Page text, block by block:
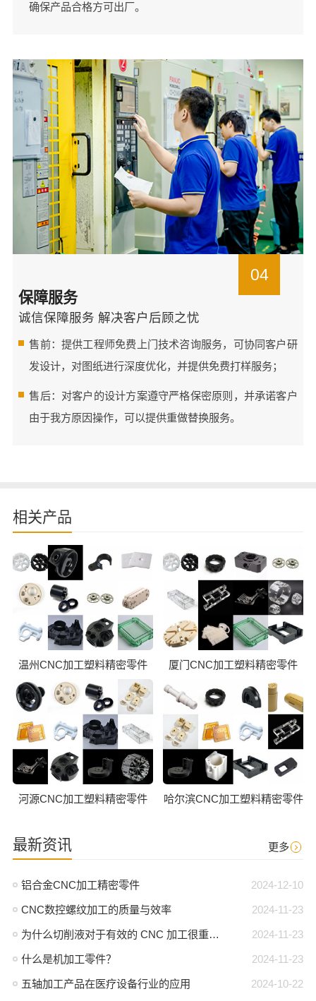
确保产品合格方可出厂。
04
保障服务
诚信保障服务 解决客户后顾之忧
售前：提供工程师免费上门技术咨询服务，可协同客户研
发设计，对图纸进行深度优化，并提供免费打样服务；
售后：对客户的设计方案遵守严格保密原则，并承诺客户
由于我方原因操作，可以提供重做替换服务。
相关产品
温州CNC加工塑料精密零件 厦门CNC加工塑料精密零件
河源CNC加工塑料精密零件 哈尔滨CNC加工塑料精密零件
最新资讯 更多
2024-12-10
铝合金CNC加工精密零件
2024-11-23
CNC数控螺纹加工的质量与效率
2024-11-23
为什么切削液对于有效的 CNC 加工很重要？
2024-11-23
什么是机加工零件？
2024-10-22
五轴加工产品在医疗设备行业的应用